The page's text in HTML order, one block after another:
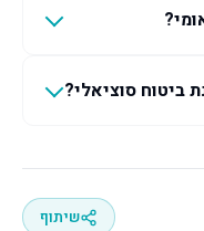
ביטוח סוציאלי?
שיתוף